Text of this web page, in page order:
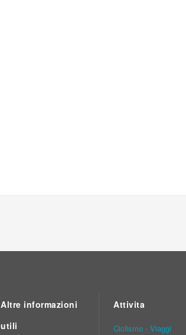
Altre informazioni
utili
Attivita
Ciclismo - Viaggi